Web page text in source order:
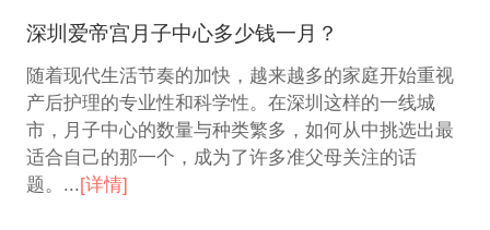
深圳爱帝宫月子中心多少钱一月？
随着现代生活节奏的加快，越来越多的家庭开始重视
产后护理的专业性和科学性。在深圳这样的一线城
市，月子中心的数量与种类繁多，如何从中挑选出最
适合自己的那一个，成为了许多准父母关注的话
题。...[详情]